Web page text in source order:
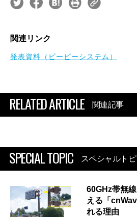
関連リンク
発表資料（ビービーシステム）
RELATED ARTICLE 関連記事
SPECIAL TOPIC スペシャルト
60GHz帯無
える「
れる理由